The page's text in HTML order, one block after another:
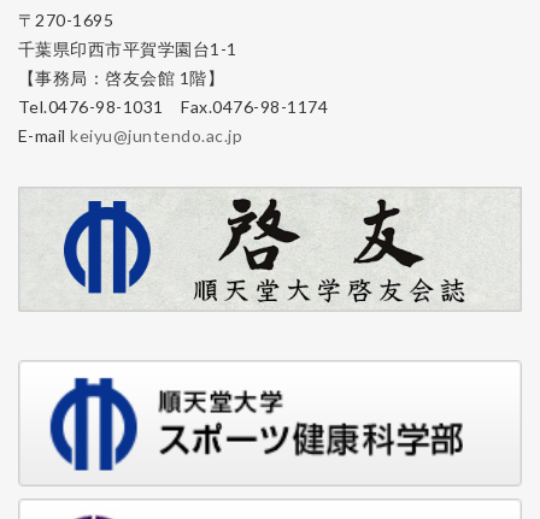
〒270-1695
千葉県印西市平賀学園台1-1
【事務局：啓友会館 1階】
Tel.0476-98-1031 Fax.0476-98-1174
E-mailkeiyu@juntendo.ac.jp